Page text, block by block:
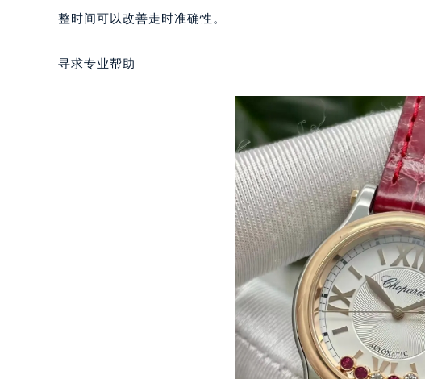
武汉市江汉区解放大道686号世界贸易大厦38层
泉州市丰泽区宝洲路729号浦西万达中心写字
青岛市南区山东路6号华润大厦B座22层04室（
烟台市芝罘区胜利路139号万达金融中心A座907
长春市朝阳区西安大路727号中银大厦A座(旺进
贵阳市南明区都司高架桥路33号亨特国际金融
昆明市盘龙区北京路928号同德昆明广场写字楼
石家庄市长安区中山东路39号勒泰中心写字楼B
西安市碑林区南关正街88号华侨城长安国际中
海口市龙华区金贸东路5号海口华润大厦B座17
唐山市路南区新华东道100号万达广场写字楼A
台州市椒江区东海大道1800号腾达中心东1幢20
内蒙古自治区呼和浩特市玉泉区大学西街70号
甘肃省兰州市七里河区西津西路16号兰州中心
整时间可以改善走时准确性。
寻求专业帮助